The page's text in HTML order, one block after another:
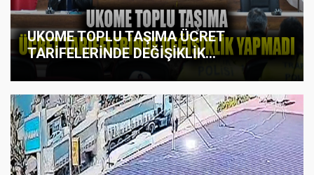
UKOME TOPLU TAŞIMA ÜCRET
TARİFELERİNDE DEĞİŞİKLİK...